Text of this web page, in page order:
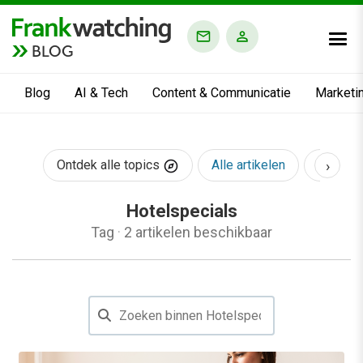
BLOG
Blog AI & Tech Content & Communicatie
Ontdek alle topics Alle artikelen AI &
›
Hotelspecials
Tag · 2 artikelen beschikbaar